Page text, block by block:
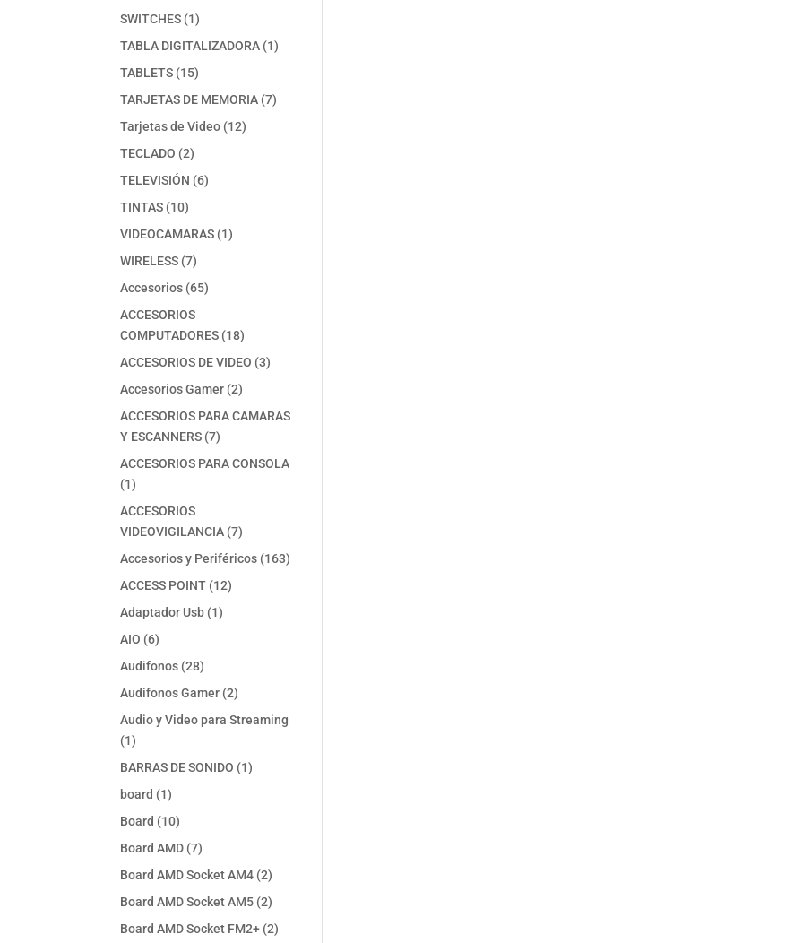
SWITCHES 11
producto
TABLA DIGITALIZADORA 11
TABLETS 1515
productos
TARJETAS DE MEMORIA 77
Tarjetas de Video 1212
TECLADO 22
productos
TELEVISIÓN 66
TINTAS 1010
productos
VIDEOCAMARAS 11
WIRELESS 77
productos
Accesorios 6565
ACCESORIOS
COMPUTADORES 1818
productos
ACCESORIOS DE VIDEO 33
Accesorios Gamer 22
productos
ACCESORIOS PARA CAMARAS
Y ESCANNERS 77
productos
ACCESORIOS PARA CONSOLA
11
producto
ACCESORIOS
VIDEOVIGILANCIA 77
productos
Accesorios y Periféricos 163163
ACCESS POINT 1212
Adaptador Usb 11
AIO 66
productos
Audifonos 2828
productos
Audifonos Gamer 22
productos
Audio y Video para Streaming
11
producto
BARRAS DE SONIDO 11
board 11
producto
Board 1010
productos
Board AMD 77
productos
Board AMD Socket AM4 22
productos
Board AMD Socket AM5 22
productos
Board AMD Socket FM2+ 22